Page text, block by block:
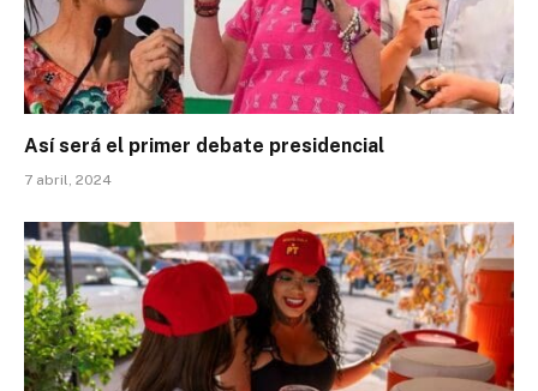
Así será el primer debate presidencial
7 abril, 2024